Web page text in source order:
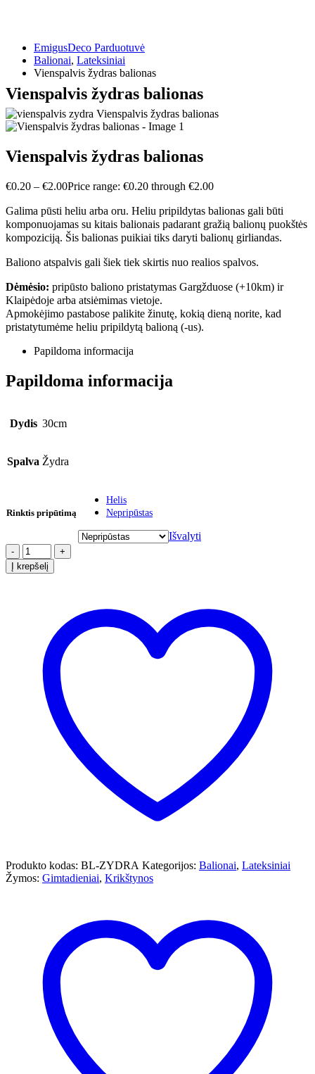
EmigusDeco Parduotuvė
Balionai, Lateksiniai
Vienspalvis žydras balionas
Vienspalvis žydras balionas
Vienspalvis žydras balionas
€0.20 – €2.00Price range: €0.20 through €2.00
Galima pūsti heliu arba oru. Heliu pripildytas balionas gali būti
komponuojamas su kitais balionais padarant gražią balionų puokštės
kompoziciją. Šis balionas puikiai tiks daryti balionų girliandas.
Baliono atspalvis gali šiek tiek skirtis nuo realios spalvos.
Dėmėsio: pripūsto baliono pristatymas Gargžduose (+10km) ir
Klaipėdoje arba atsiėmimas vietoje.
Apmokėjimo pastabose palikite žinutę, kokią dieną norite, kad
pristatytumėme heliu pripildytą balioną (-us).
Papildoma informacija
Papildoma informacija
Dydis 30cm
Spalva Žydra
Rinktis pripūtimą
Helis
Nepripūstas
Išvalyti
-
+
Į krepšelį
Produkto kodas: BL-ZYDRA Kategorijos: Balionai, Lateksiniai
Žymos: Gimtadieniai, Krikštynos